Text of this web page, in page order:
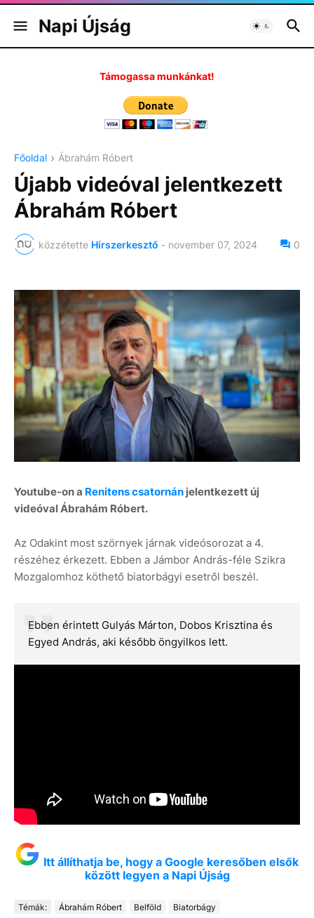
Napi Újság
Támogassa munkánkat!
Főoldal Ábrahám Róbert
Újabb videóval jelentkezett
Ábrahám Róbert
közzétette Hírszerkesztő - november 07, 2024 0
Youtube-on a Renitens csatornán jelentkezett új
videóval Ábrahám Róbert.
Az Odakint most szörnyek járnak videósorozat a 4.
részéhez érkezett. Ebben a Jámbor András-féle Szikra
Mozgalomhoz köthető biatorbágyi esetről beszél.
Ebben érintett Gulyás Márton, Dobos Krisztina és
Egyed András, aki később öngyilkos lett.
Itt állíthatja be, hogy a Google keresőben elsők
között legyen a Napi Újság
Témák: Ábrahám Róbert Belföld
Biatorbágy